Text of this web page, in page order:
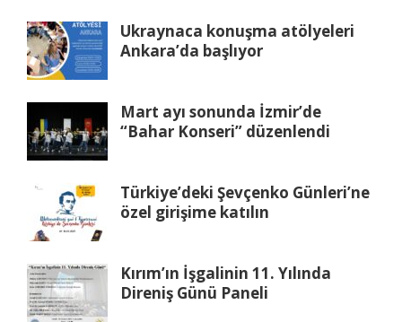
Ukraynaca konuşma atölyeleri
Ankara’da başlıyor
Mart ayı sonunda İzmir’de
“Bahar Konseri” düzenlendi
Türkiye’deki Şevçenko Günleri’ne
özel girişime katılın
Kırım’ın İşgalinin 11. Yılında
Direniş Günü Paneli